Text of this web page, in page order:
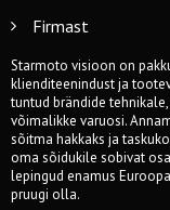
Firmast
Starmoto visioon on
klienditeenindust ja
tuntud brändide
võimalikke varuosi.
sõitma hakkaks ja
oma sõidukile sobivat
lepingud enamus
pruugi olla.